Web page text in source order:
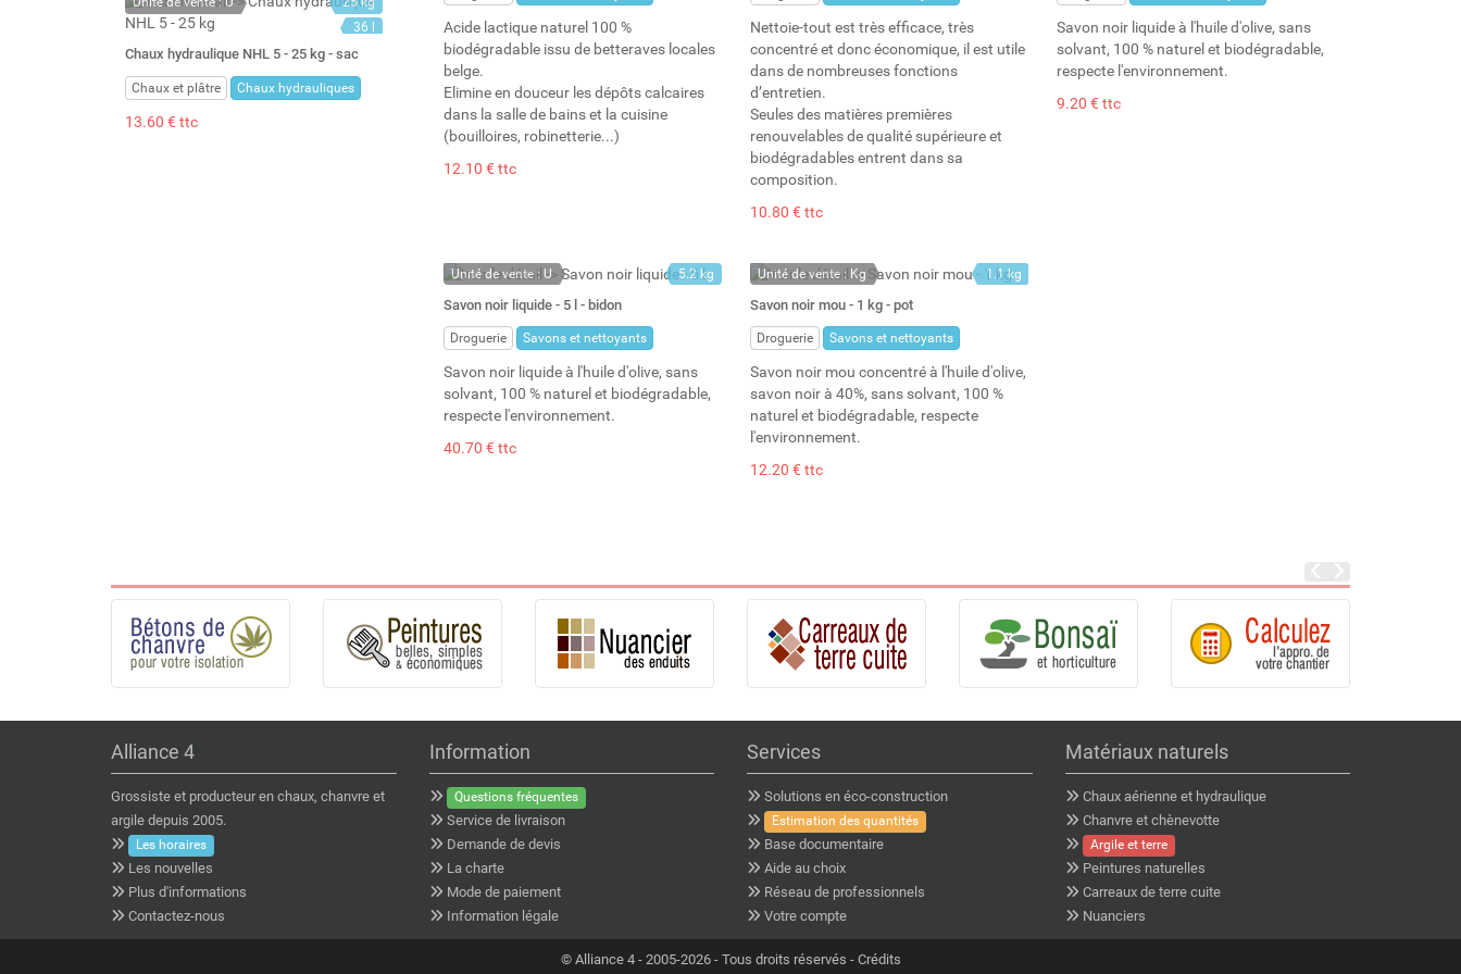
36 l
Chaux hydraulique NHL 5 - 25 kg - sac
Chaux et plâtre Chaux hydrauliques
13.60 € ttc
Acide lactique naturel 100 %
biodégradable issu de betteraves locales
belge.
Elimine en douceur les dépôts calcaires
dans la salle de bains et la cuisine
(bouilloires, robinetterie...)
12.10 € ttc
Nettoie-tout est très efficace, très
concentré et donc économique, il est utile
dans de nombreuses fonctions
d’entretien.
Seules des matières premières
renouvelables de qualité supérieure et
biodégradables entrent dans sa
composition.
10.80 € ttc
Savon noir liquide à l'huile d'olive, sans
solvant, 100 % naturel et biodégradable,
respecte l'environnement.
9.20 € ttc
Unité de vente : U
En stock
Stock : 4
5.2 kg
Savon noir liquide - 5 l - bidon
Droguerie Savons et nettoyants
Savon noir liquide à l'huile d'olive, sans
solvant, 100 % naturel et biodégradable,
respecte l'environnement.
40.70 € ttc
Unité de vente : Kg
En stock
Stock : 20
1.1 kg
Savon noir mou - 1 kg - pot
Droguerie Savons et nettoyants
Savon noir mou concentré à l'huile d'olive,
savon noir à 40%, sans solvant, 100 %
naturel et biodégradable, respecte
l'environnement.
12.20 € ttc
Alliance 4
Grossiste et producteur en chaux, chanvre et
argile depuis 2005.
Les horaires
Les nouvelles
Plus d'informations
Contactez-nous
Information
Questions fréquentes
Service de livraison
Demande de devis
La charte
Mode de paiement
Information légale
Services
Solutions en éco-construction
Estimation des quantités
Base documentaire
Aide au choix
Réseau de professionnels
Votre compte
Matériaux naturels
Chaux aérienne et hydraulique
Chanvre et chènevotte
Argile et terre
Peintures naturelles
Carreaux de terre cuite
Nuanciers
© Alliance 4- 2005-2026 - Tous droits réservés - Crédits